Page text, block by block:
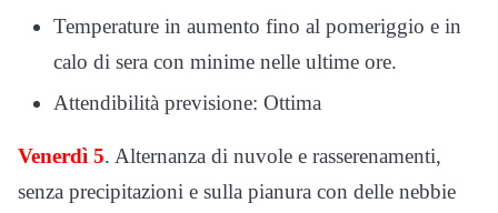
Temperature in aumento fino al pomeriggio e in
calo di sera con minime nelle ultime ore.
Attendibilità previsione: Ottima
Venerdì 5. Alternanza di nuvole e rasserenamenti,
senza precipitazioni e sulla pianura con delle nebbie